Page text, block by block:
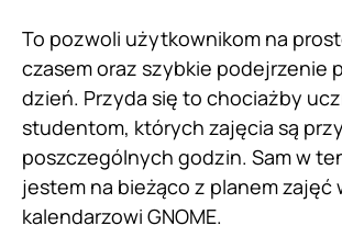
To pozwoli użytkownikom na
czasem oraz szybkie podejrzenie
dzień. Przyda się to chociażby
studentom, których zajęcia są
poszczególnych godzin. Sam w
jestem na bieżąco z planem zajęć
kalendarzowi GNOME.